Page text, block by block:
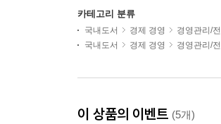
카테고리 분류
국내도서 경제 경영 경영관리/
국내도서
경제 경영 경영관리/
이 상품의 이벤트 (5개)